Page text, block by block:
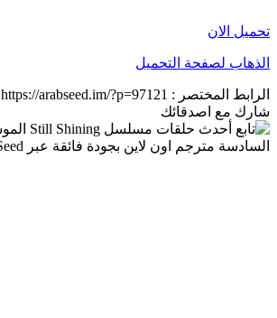
تحميل الان
الذهاب لصفحة التحميل
الرابط المختصر : https://arabseed.im/?p=97121
شارك مع اصدقائك